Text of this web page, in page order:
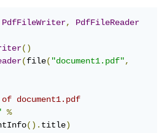
PdfFileWriter, PdfFileReader
()
(file("document1.pdf",
document1.pdf
%
().title)